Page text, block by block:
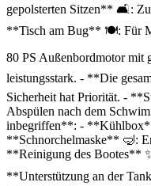
gepolsterten Sitzen** 🛋️:
**Tisch am Bug** 🍽️: Für
80 PS Außenbordmotor mit
leistungsstark. - **Die
Sicherheit hat Priorität. -
Abspülen nach dem
inbegriffen**: -
**Schnorchelmaske** 🤿:
**Reinigung des Bootes**
**Unterstützung an der